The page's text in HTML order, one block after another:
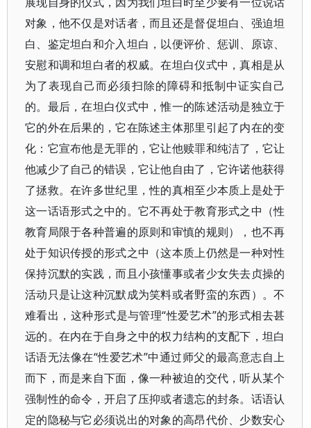
对象，他不仅是对话者，而且还是督促坦白、强迫坦
白、鉴定坦白和介入坦白，以便评价、惩训、原谅、
安慰和调和坦白者的权威。在坦白仪式中，真相是从
为了表现自己而必须扫除的障碍和抵制中证实自己
的。最后，在坦白仪式中，惟一的陈述活动是独立于
它的外在后果的，它在陈述主体那里引起了内在的变
化：它宣布他是无罪的，它让他赎罪和纯洁了，它让
他减少了自己的错误，它让他自由了，它许诺他获得
了拯救。在许多世纪里，性的真相至少本质上是处于
这一话语形式之中的。它不再处于教育形式之中（性
教育局限于各种普遍的原则和审慎的规则），也不再
处于知识传授的形式之中（这本质上仍然是一种对性
保持沉默的实践，而且小孩懂事或者少女失去贞操的
活动只是让这种沉默成为笑料或者野蛮的东西）。不
难看出，这种形式是与管理“性爱艺术”的形式相去甚
远的。在内在于自身之中的权力结构的支配下，坦白
话语无法像在“性爱艺术”中通过师父的最高意志自上
而下，而是来自下面，像一种被迫的交代，听从某个
强制性的命令，开启了压抑或者遗忘的封条。话语认
定的隐秘与它必须说出的对象的高昂代价、少数安心